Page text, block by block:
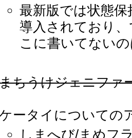
最新版では状態
導入されており
こに書いてない
ちうけジェニファ
ータイについての
しまへび/まめフ